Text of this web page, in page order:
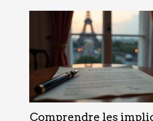
Comprendre les